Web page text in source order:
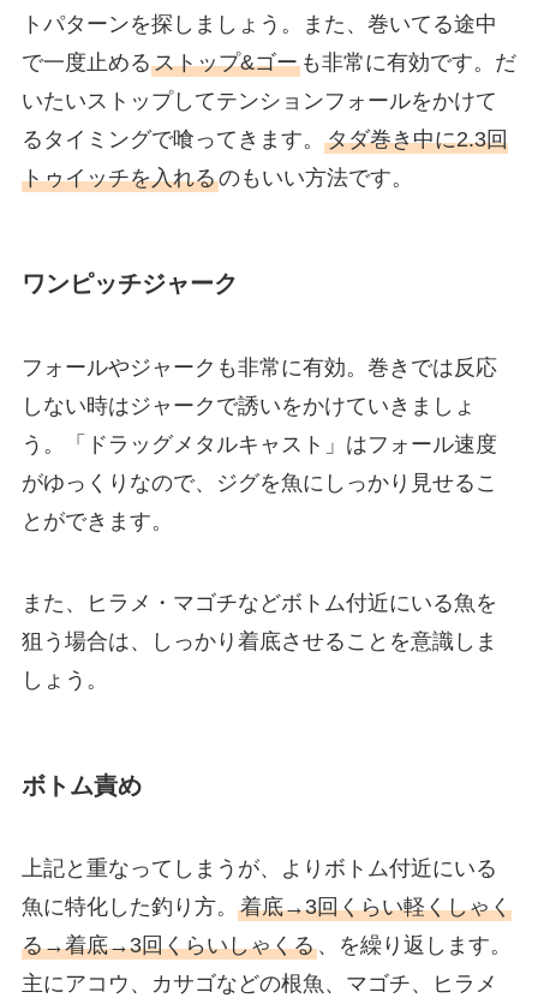
トパターンを探しましょう。また、巻いてる途中
で一度止めるストップ&ゴーも非常に有効です。だ
いたいストップしてテンションフォールをかけて
るタイミングで喰ってきます。 タダ巻き中に2.3回
トゥイッチを入れるのもいい方法です。
ワンピッチジャーク
フォールやジャークも非常に有効。巻きでは反応
しない時はジャークで誘いをかけていきましょ
う。「ドラッグメタルキャスト」はフォール速度
がゆっくりなので、ジグを魚にしっかり見せるこ
とができます。
また、ヒラメ・マゴチなどボトム付近にいる魚を
狙う場合は、しっかり着底させることを意識しま
しょう。
ボトム責め
上記と重なってしまうが、よりボトム付近にいる
魚に特化した釣り方。 着底→3回くらい軽くしゃく
る→着底→3回くらいしゃくる、を繰り返します。
主にアコウ、カサゴなどの根魚、マゴチ、ヒラメ